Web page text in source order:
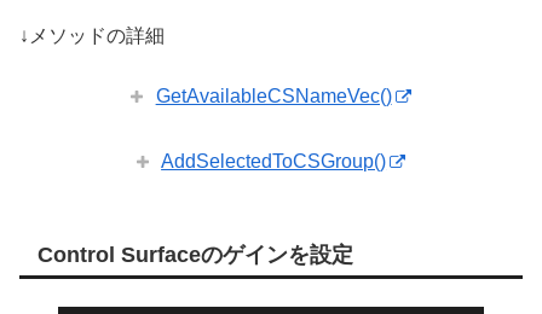
↓メソッドの詳細
GetAvailableCSNameVec()
AddSelectedToCSGroup()
Control Surfaceのゲインを設定